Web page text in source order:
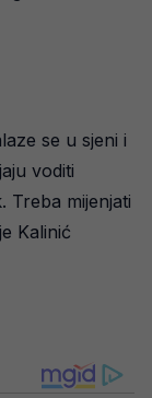
se u sjeni i
voditi
Treba mijenjati
Kalinić